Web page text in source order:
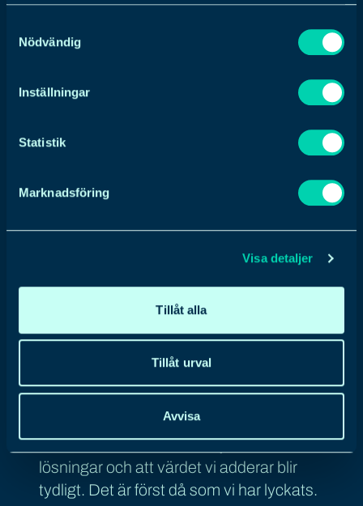
Nödvändig
Inställningar
Statistik
Marknadsföring
Visa detaljer
Tillåt alla
Tillåt urval
Avvisa
kompetensutveckling är ett måste enligt
framkant med vårt erbjudande, och
kompetens tillgängliga för våra
för att tillsammans skapa snyggt
designade och användarvänliga
webbsidor med hög teknisk
funktionalitet. Samtidigt arbetar de också
tätt med vårt performance-team för att
uppfylls vad gäller optimering och
konvertering. För oss är det viktigt att
kunden förstår varför vi väljer vissa
lösningar och att värdet vi adderar blir
tydligt. Det är först då som vi har lyckats.